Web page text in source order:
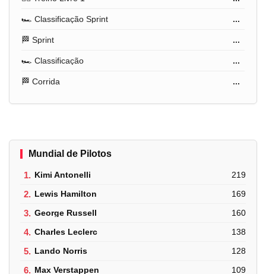
🏎️ Classificação Sprint ...
🏁 Sprint ...
🏎️ Classificação ...
🏁 Corrida ...
Mundial de Pilotos
1. Kimi Antonelli 219
2. Lewis Hamilton 169
3. George Russell 160
4. Charles Leclerc 138
5. Lando Norris 128
6. Max Verstappen 109